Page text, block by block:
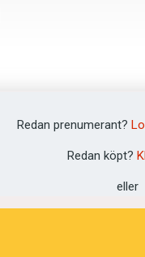
Redan prenumerant?
Redan köpt?
eller